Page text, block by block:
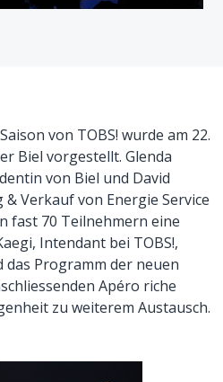
von TOBS! wurde am 22.
Biel vorgestellt. Glenda
von Biel und David
Verkauf von Energie Service
fast 70 Teilnehmern eine
Intendant bei TOBS!,
Programm der neuen
Apéro riche
zu weiterem Austausch.